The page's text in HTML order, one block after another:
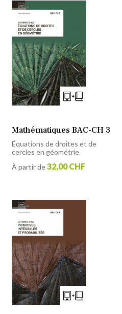
Mathématiques BAC-CH 3
Équations de droites et de
cercles en géométrie
À partir de32,00 CHF